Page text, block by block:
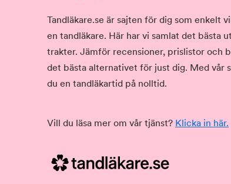
Tandläkare.se är sajten för dig som enkelt
en tandläkare. Här har vi samlat det bästa
trakter. Jämför recensioner, prislistor och
det bästa alternativet för just dig. Med vår
du en tandläkartid på nolltid.
Vill du läsa mer om vår tjänst? Klicka in här.